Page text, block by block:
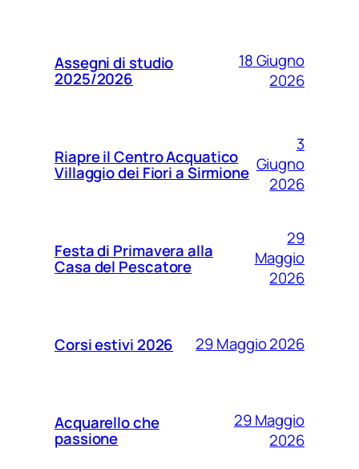
Assegni di studio
2025/2026
18 Giugno
2026
Riapre il Centro Acquatico
Villaggio dei Fiori a Sirmione
3
Giugno
2026
Festa di Primavera alla
Casa del Pescatore
29
Maggio
2026
Corsi estivi 2026 29 Maggio 2026
Acquarello che
passione
29 Maggio
2026